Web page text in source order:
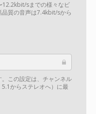
12.2kbit/sまでの様々なビ
質の音声は7.4kbit/sから
この設定は、チャンネル
からステレオへ）に最